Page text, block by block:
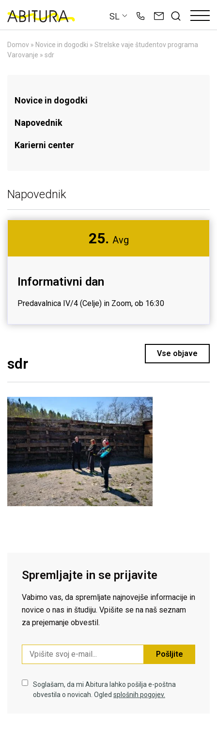
content
SL
Domov » Novice in dogodki » Strelske vaje študentov programa
Varovanje » sdr
Novice in dogodki
Napovednik
Karierni center
Napovednik
25. Avg
Informativni dan
Predavalnica IV/4 (Celje) in Zoom, ob 16:30
Vse objave
sdr
Spremljajte in se prijavite
Vabimo vas, da spremljate najnovejše informacije in
novice o nas in študiju. Vpišite se na naš seznam
za prejemanje obvestil.
Pošljite
Soglašam, da mi Abitura lahko pošilja e-poštna
obvestila o novicah. Ogled splošnih pogojev.